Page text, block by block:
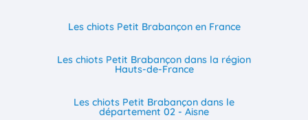
Les chiots Petit Brabançon en France
Les chiots Petit Brabançon dans la région
Hauts-de-France
Les chiots Petit Brabançon dans le
département 02 - Aisne